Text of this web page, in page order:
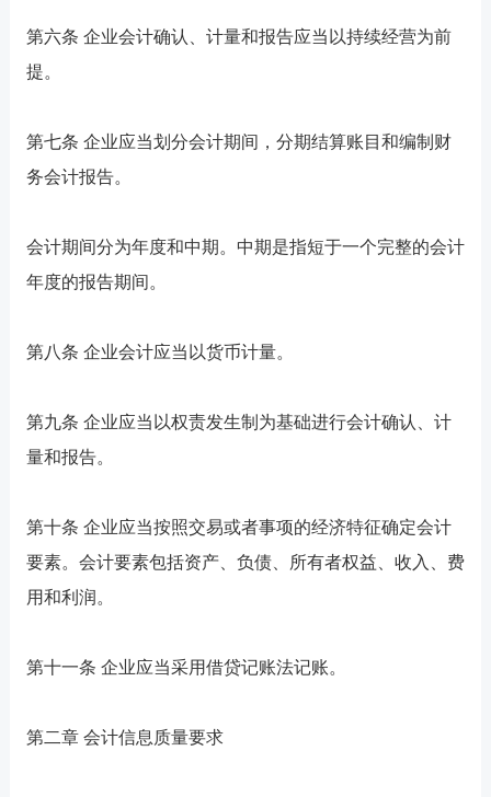
第六条 企业会计确认、计量和报告应当以持续经营为前
提。
第七条 企业应当划分会计期间，分期结算账目和编制财
务会计报告。
会计期间分为年度和中期。中期是指短于一个完整的会计
年度的报告期间。
第八条 企业会计应当以货币计量。
第九条 企业应当以权责发生制为基础进行会计确认、计
量和报告。
第十条 企业应当按照交易或者事项的经济特征确定会计
要素。会计要素包括资产、负债、所有者权益、收入、费
用和利润。
第十一条 企业应当采用借贷记账法记账。
第二章 会计信息质量要求